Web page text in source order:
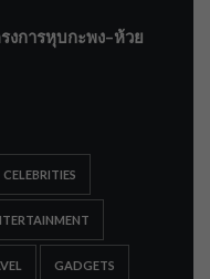
งการหุบกะพง–ห้วย
CELEBRITIES
GADGETS